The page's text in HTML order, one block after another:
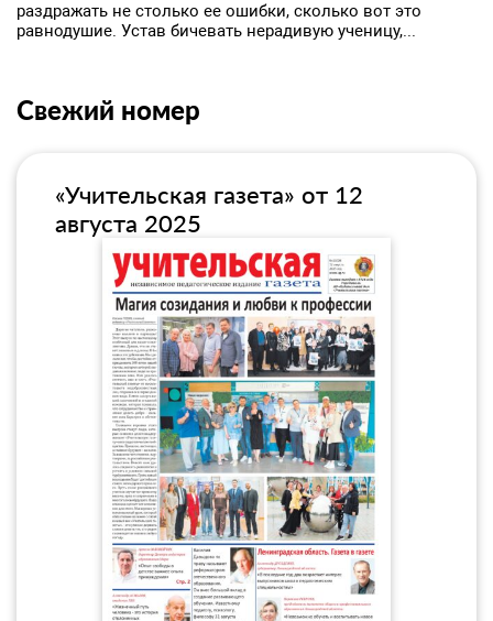
раздражать не столько ее ошибки, сколько вот это
равнодушие. Устав бичевать нерадивую ученицу,...
Свежий номер
«Учительская газета» от 12
августа 2025